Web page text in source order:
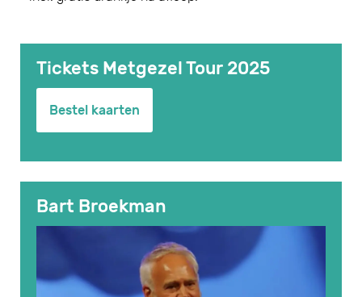
Tickets Metgezel Tour 2025
Bestel kaarten
Bart Broekman